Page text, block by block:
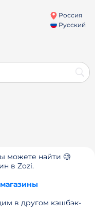
Россия
Русский
можете найти 🧐
в Zozi.
в другом кэшбэк-